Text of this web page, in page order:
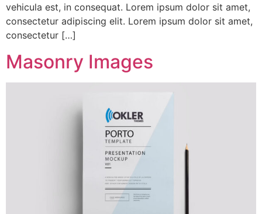
vehicula est, in consequat. Lorem ipsum dolor sit amet,
consectetur adipiscing elit. Lorem ipsum dolor sit amet,
consectetur […]
Masonry Images